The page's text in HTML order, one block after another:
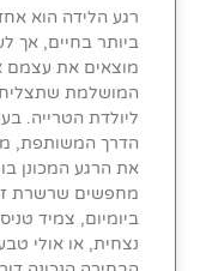
רגע הלידה הוא
ביותר בחיים, אך
מוצאים את עצמם
המושלמת
ליולדת הטרייה.
הדרך המשותפת,
את הרגע המכונן
מחפשים שרשרת
ביומיום, צמיד
נצחית, או אולי